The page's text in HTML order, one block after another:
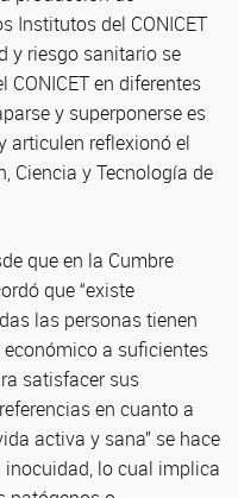
Institutos del CONICET
y riesgo sanitario se
en diferentes
y superponerse es
articulen reflexionó el
Ciencia y Tecnología de
que en la Cumbre
que “existe
las personas tienen
a suficientes
satisfacer sus
en cuanto a
activa y sana” se hace
inocuidad, lo cual implica